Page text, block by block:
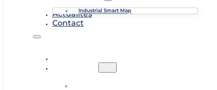
Industrial Smart Map
Actualités
Contact